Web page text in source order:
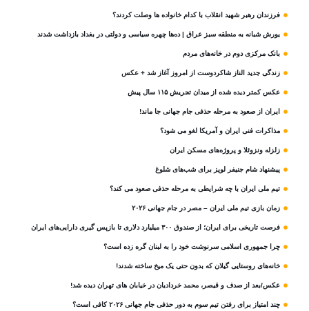
فرزندان رهبر شهید انقلاب با کدام خانواده ها وصلت کردند؟
یورش شبانه به منطقه سبز عراق | ده‌ها چهره سیاسی و دولتی در بغداد بازداشت شدند
بانک مرکزی دوم در خانه‌های مردم
زندگی جدید الناز شاکردوست از امروز آغاز شد + عکس
عکس کمتر دیده شده از میدان تجریش ۱۱۵ سال پیش
ایران از صعود به مرحله حذفی جام جهانی جا ماند!
مذاکرات فنی ایران و آمریکا لغو می شود؟
زلزله ونزوئلا و پروژه‌های مسکن ایران
پیشنهاد شام جنیفر لوپز برای شب‌های شلوغ
تیم ملی ایران با چه شرایطی به مرحله حذفی صعود می کند؟
زمان بازی تیم ملی ایران – مصر در جام جهانی ۲۰۲۶
فرصت تاریخی برای ایران؛ از صندوق ۳۰۰ میلیارد دلاری تا بازپس گیری دارایی‌های ایران
چرا جمهوری اسلامی سرنوشت خود را به لبنان گره زده است؟
خانه‌های روستایی گیلان که بدون حتی یک میخ ساخته شدند!
عکس/بعد از صدف و قیصر، محمد خردادیان در خیابان های تهران دیده شد!
چند امتیاز برای رفتن تیم سوم به دور حذفی جام جهانی ۲۰۲۶ کافی است؟